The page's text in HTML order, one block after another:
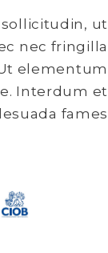
ut
nec fringilla
elementum
Interdum et
fames